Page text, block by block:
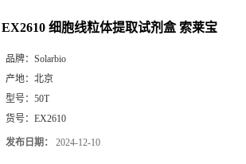
EX2610 细胞线粒体提取试剂盒 索莱宝
品牌： Solarbio
产地： 北京
型号： 50T
货号： EX2610
发布日期： 2024-12-10